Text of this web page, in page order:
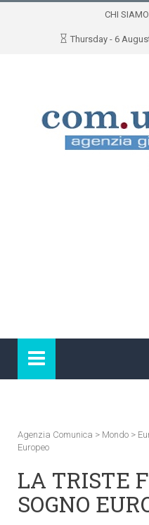
CHI SIAMO
Thursday - 6
Agenzia Comunica > Mondo >
Europeo
LA TRISTE
SOGNO